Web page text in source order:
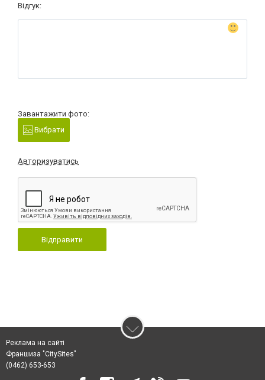
Відгук:
Завантажити фото:
Вибрати
Авторизуватись
Відправити
Реклама на сайті
Франшиза "CitySites"
(0462) 653-653